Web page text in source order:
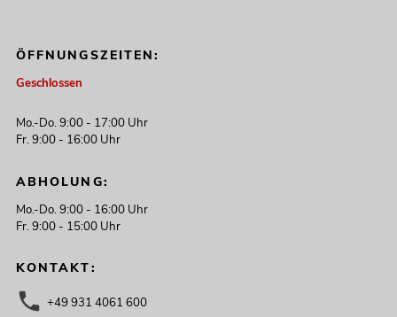
ÖFFNUNGSZEITEN:
Geschlossen
Mo.-Do. 9:00 - 17:00 Uhr
Fr. 9:00 - 16:00 Uhr
ABHOLUNG:
Mo.-Do. 9:00 - 16:00 Uhr
Fr. 9:00 - 15:00 Uhr
KONTAKT:
+49 931 4061 600